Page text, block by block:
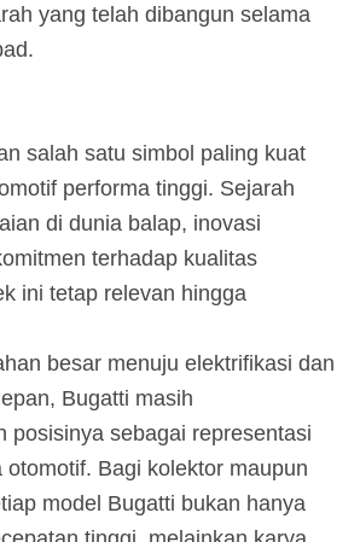
yang telah dibangun selama
salah satu simbol paling kuat
performa tinggi. Sejarah
di dunia balap, inovasi
terhadap kualitas
ini tetap relevan hingga
besar menuju elektrifikasi dan
Bugatti masih
posisinya sebagai representasi
otomotif. Bagi kolektor maupun
model Bugatti bukan hanya